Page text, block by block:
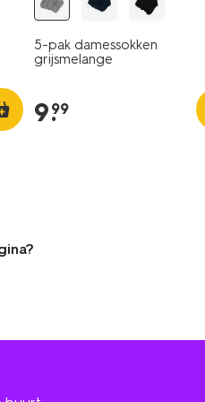
5-pak damessokken
grijsmelange
9.
99